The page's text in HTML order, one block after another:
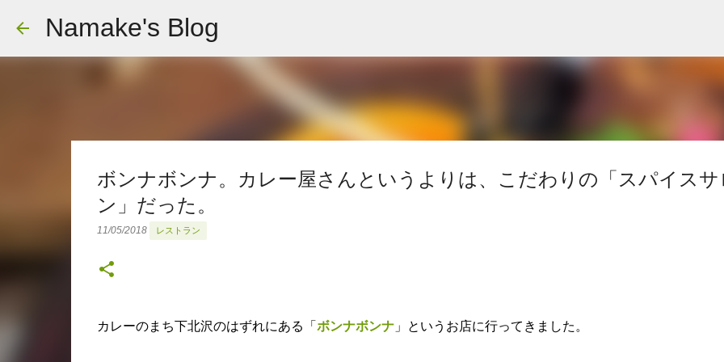
Namake's Blog
ボンナボンナ。カレー屋さんというよりは、こだわりの「スパイスサ
ン」だった。
11/05/2018 レストラン
カレーのまち下北沢のはずれにある「 ボンナボンナ」というお店に行ってきました。